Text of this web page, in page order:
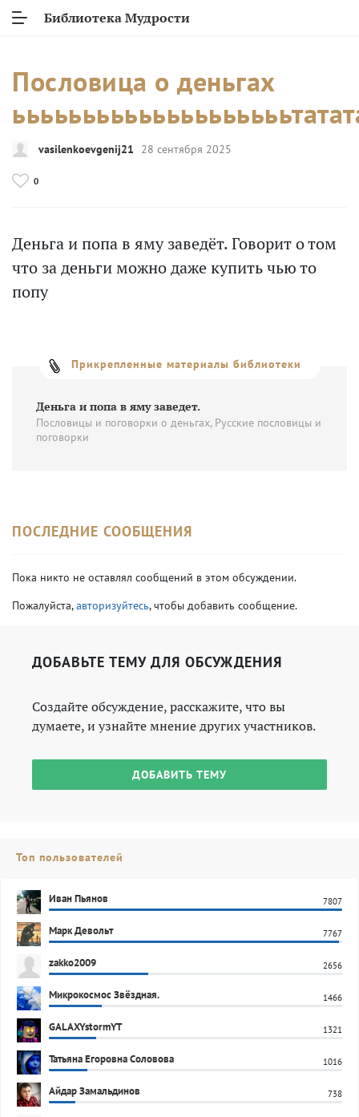
Библиотека Мудрости
Пословица о деньгах
vasilenkoevgenij21 28 сентября 2025
0
Деньга и попа в яму заведёт. Говорит о том
что за деньги можно даже купить чью то
попу
Прикрепленные материалы библиотеки
Деньга и попа в яму заведет.
Пословицы и поговорки о деньгах, Русские пословицы и
поговорки
ПОСЛЕДНИЕ СООБЩЕНИЯ
Пока никто не оставлял сообщений в этом обсуждении.
Пожалуйста,авторизуйтесь, чтобы добавить сообщение.
ДОБАВЬТЕ ТЕМУ ДЛЯ ОБСУЖДЕНИЯ
Создайте обсуждение, расскажите, что вы
думаете, и узнайте мнение других участников.
ДОБАВИТЬ ТЕМУ
Топ пользователей
Иван Пьянов 7807
Марк Девольт 7767
zakko2009 2656
Микрокосмос Звёздная. 1466
GALAXYstormYT 1321
Татьяна Егоровна Соловова 1016
Айдар Замальдинов 738